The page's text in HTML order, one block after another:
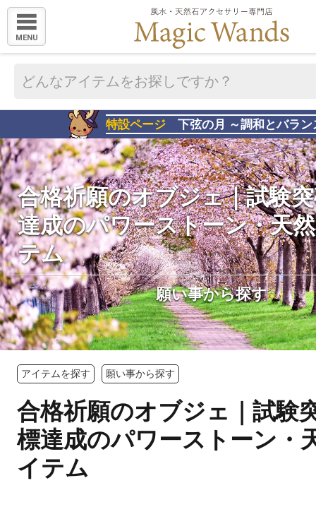
MENU
特設ページ 下弦の月 ～調和とバラン
合格祈願のオブジェ｜試験
達成のパワーストーン・天
テム
願い事から探す
アイテムを探す 願い事から探す
合格祈願のオブジェ｜試験
標達成のパワーストーン・
イテム